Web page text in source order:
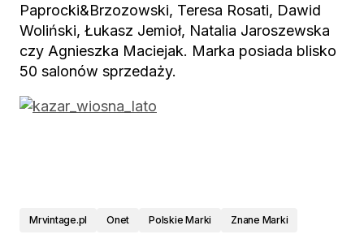
Paprocki&Brzozowski, Teresa Rosati, Dawid
Woliński, Łukasz Jemioł, Natalia Jaroszewska
czy Agnieszka Maciejak. Marka posiada blisko
50 salonów sprzedaży.
Mrvintage.pl Onet Polskie Marki Znane Marki